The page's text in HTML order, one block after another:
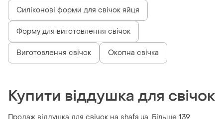
Силіконові форми для свічок яйця
Форму для виготовлення свічок
Виготовлення свічок Окопна свічка
Купити віддушка для свічок